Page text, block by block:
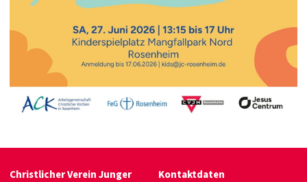
Christlicher Verein Junger
Kontaktdaten